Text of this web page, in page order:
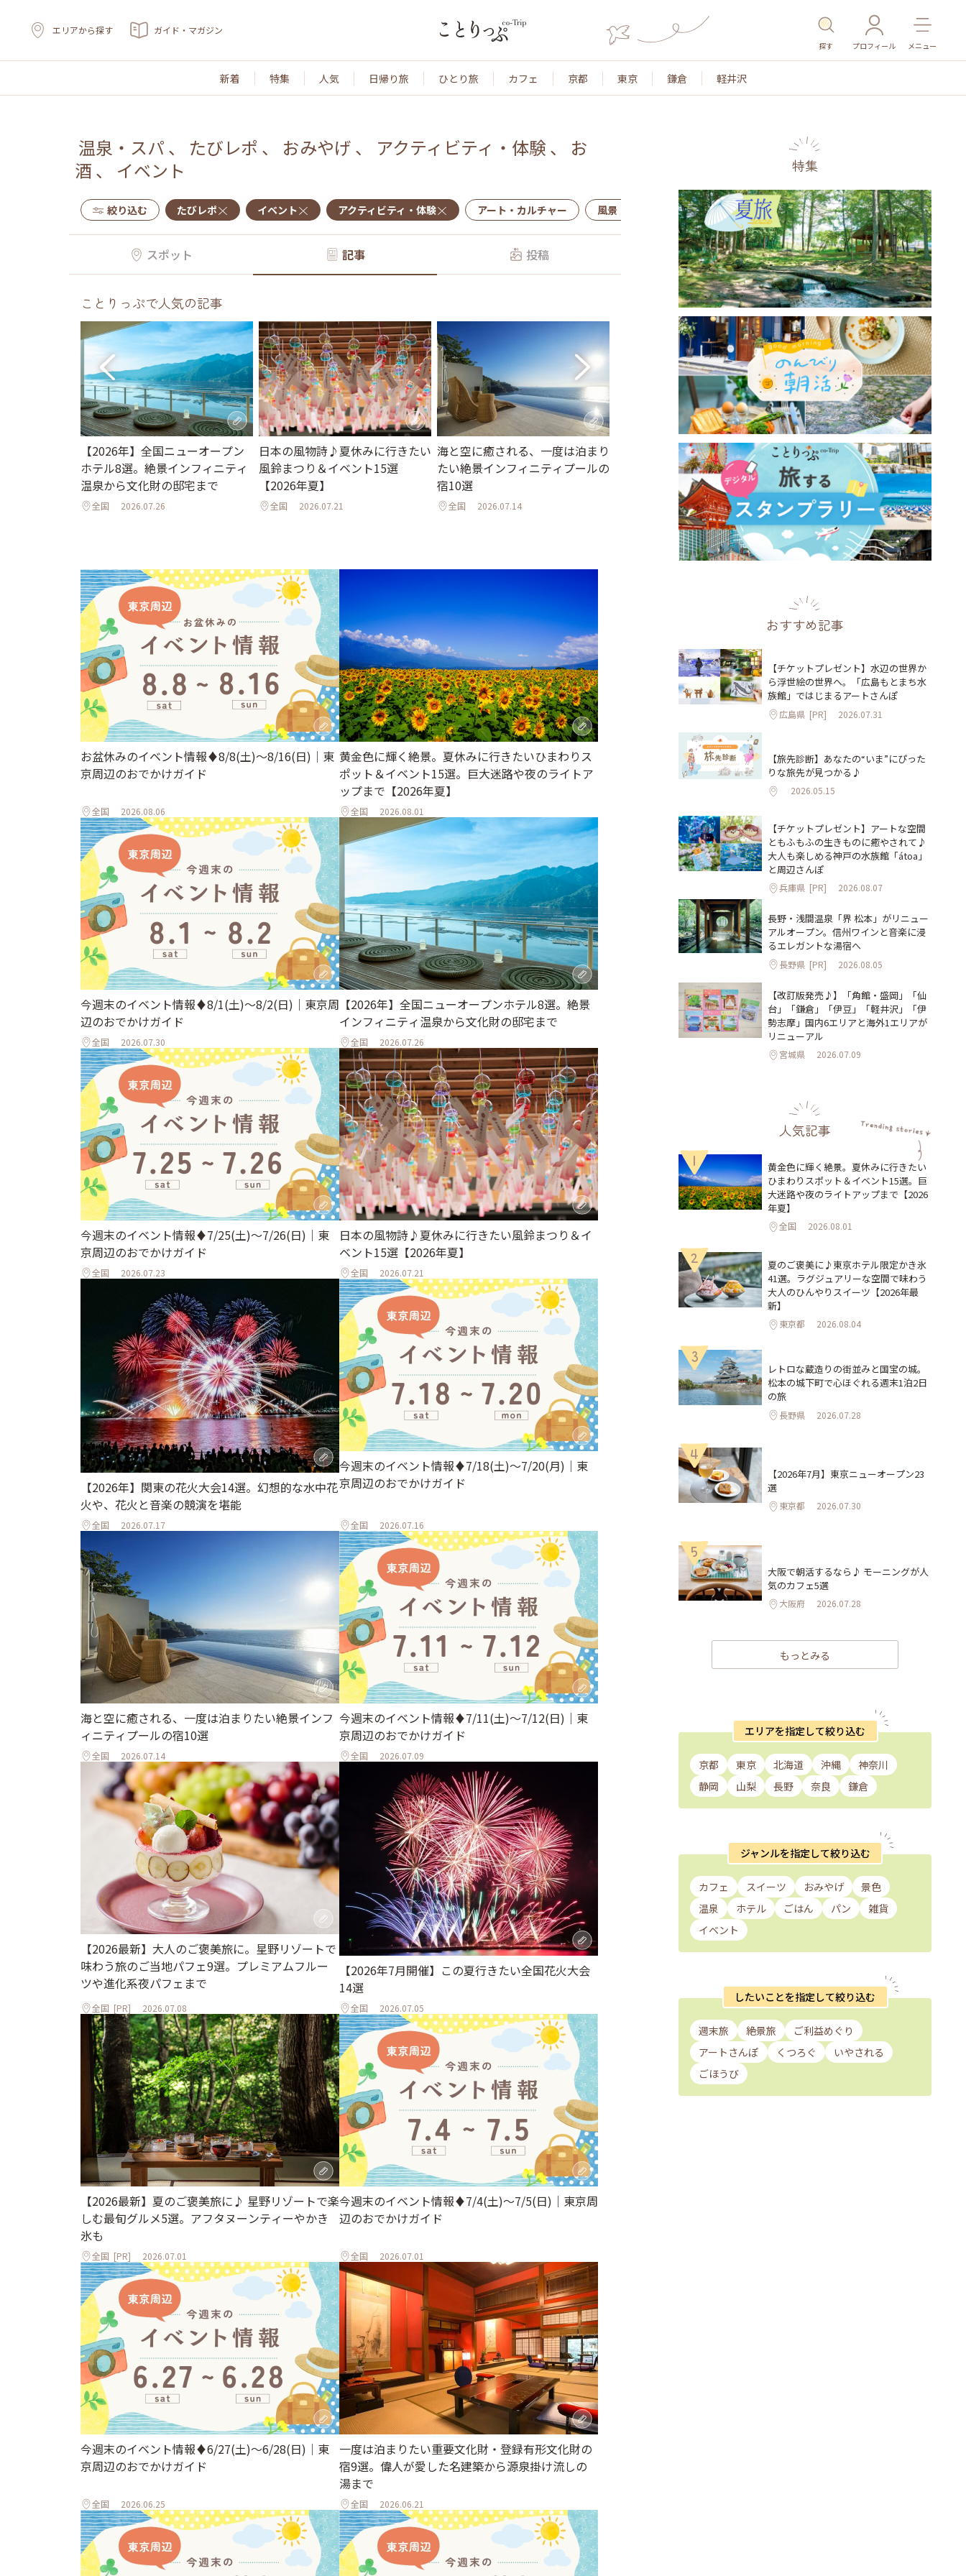
エリアから探す ガイド・マガジン
探す プロフィール メニュー
新着 特集 人気 日帰り旅 ひとり旅 カフェ 京都 東京 鎌倉 軽井沢
温泉・スパ 、 たびレポ 、 おみやげ 、 アクティビティ・体験 、 お
酒 、 イベント
絞り込む たびレポ イベント アクティビティ・体験 アート・カルチャー 風景・景色 名所・旧跡 温泉・スパ その他施設 ごはん
スポット 記事 投稿
ことりっぷで人気の記事
【2026年】全国ニューオープン
ホテル8選。絶景インフィニティ
温泉から文化財の邸宅まで
全国 2026.07.26
日本の風物詩♪夏休みに行きたい
風鈴まつり＆イベント15選
【2026年夏】
全国 2026.07.21
海と空に癒される、一度は泊まり
たい絶景インフィニティプールの
宿10選
全国 2026.07.14
お盆休みのイベント情報
♦︎8/8(土)〜8/16(日)｜東京周辺
のおでかけガイド
2026.08.06
お盆休みのイベント情報♦︎8/8(土)〜8/16(日)｜東
京周辺のおでかけガイド
全国 2026.08.06
黄金色に輝く絶景。夏休みに行きたいひまわりス
ポット＆イベント15選。巨大迷路や夜のライトア
ップまで【2026年夏】
全国 2026.08.01
今週末のイベント情報♦︎8/1(土)〜8/2(日)｜東京周
辺のおでかけガイド
全国 2026.07.30
【2026年】全国ニューオープンホテル8選。絶景
インフィニティ温泉から文化財の邸宅まで
全国 2026.07.26
今週末のイベント情報♦︎7/25(土)〜7/26(日)｜東
京周辺のおでかけガイド
全国 2026.07.23
日本の風物詩♪夏休みに行きたい風鈴まつり＆イ
ベント15選【2026年夏】
全国 2026.07.21
【2026年】関東の花火大会14選。幻想的な水中花
火や、花火と音楽の競演を堪能
全国 2026.07.17
今週末のイベント情報♦︎7/18(土)〜7/20(月)｜東
京周辺のおでかけガイド
全国 2026.07.16
海と空に癒される、一度は泊まりたい絶景インフ
ィニティプールの宿10選
全国 2026.07.14
今週末のイベント情報♦︎7/11(土)〜7/12(日)｜東
京周辺のおでかけガイド
全国 2026.07.09
【2026最新】大人のご褒美旅に。星野リゾートで
味わう旅のご当地パフェ9選。プレミアムフルー
ツや進化系夜パフェまで
全国 [PR] 2026.07.08
【2026年7月開催】この夏行きたい全国花火大会
14選
全国 2026.07.05
【2026最新】夏のご褒美旅に♪ 星野リゾートで楽
しむ最旬グルメ5選。アフタヌーンティーやかき
氷も
全国 [PR] 2026.07.01
今週末のイベント情報♦︎7/4(土)〜7/5(日)｜東京周
辺のおでかけガイド
全国 2026.07.01
今週末のイベント情報♦︎6/27(土)〜6/28(日)｜東
京周辺のおでかけガイド
全国 2026.06.25
一度は泊まりたい重要文化財・登録有形文化財の
宿9選。偉人が愛した名建築から源泉掛け流しの
湯まで
全国 2026.06.21
特集
おすすめ記事
【チケットプレゼント】水辺の世界か
ら浮世絵の世界へ。「広島もとまち水
族館」ではじまるアートさんぽ
広島県 [PR] 2026.07.31
【旅先診断】あなたの“いま”にぴった
りな旅先が見つかる♪
2026.05.15
【チケットプレゼント】アートな空間
ともふもふの生きものに癒やされて♪
大人も楽しめる神戸の水族館「átoa」
と周辺さんぽ
兵庫県 [PR] 2026.08.07
長野・浅間温泉「界 松本」がリニュー
アルオープン。信州ワインと音楽に浸
るエレガントな湯宿へ
長野県 [PR] 2026.08.05
【改訂版発売♪】「角館・盛岡」「仙
台」「鎌倉」「伊豆」「軽井沢」「伊
勢志摩」国内6エリアと海外1エリアが
リニューアル
宮城県 2026.07.09
人気記事
1
黄金色に輝く絶景。夏休みに行きたい
ひまわりスポット＆イベント15選。巨
大迷路や夜のライトアップまで【2026
年夏】
全国 2026.08.01
2
夏のご褒美に♪東京ホテル限定かき氷
41選。ラグジュアリーな空間で味わう
大人のひんやりスイーツ【2026年最
新】
東京都 2026.08.04
3
レトロな蔵造りの街並みと国宝の城。
松本の城下町で心ほぐれる週末1泊2日
の旅
長野県 2026.07.28
4
【2026年7月】東京ニューオープン23
選
東京都 2026.07.30
5
大阪で朝活するなら♪ モーニングが人
気のカフェ5選
大阪府 2026.07.28
もっとみる
エリアを指定して絞り込む
京都 東京 北海道 沖縄
神奈川
静岡
山梨 長野 奈良 鎌倉
ジャンルを指定して絞り込む
カフェ スイーツ おみやげ
景色
温泉
ホテル ごはん パン
雑貨
イベント
したいことを指定して絞り込む
週末旅 絶景旅
ご利益めぐり
アートさんぽ
くつろぐ
いやされる
ごほうび